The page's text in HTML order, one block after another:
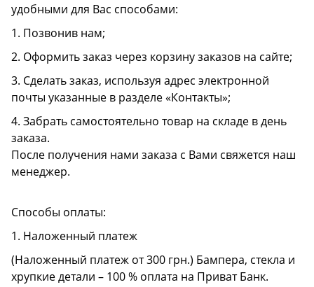
удобными для Вас способами:
1. Позвонив нам;
2. Оформить заказ через корзину заказов на сайте;
3. Сделать заказ, используя адрес электронной
почты указанные в разделе «Контакты»;
4. Забрать самостоятельно товар на складе в день
заказа.
После получения нами заказа с Вами свяжется наш
менеджер.
Способы оплаты:
1. Наложенный платеж
(Наложенный платеж от 300 грн.) Бампера, стекла и
хрупкие детали – 100 % оплата на Приват Банк.